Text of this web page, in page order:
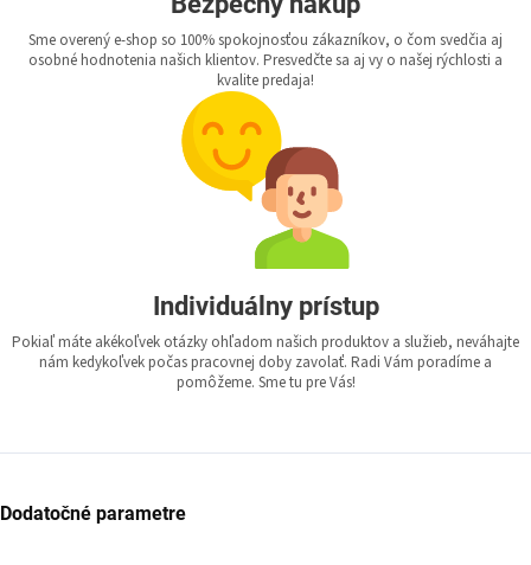
Sme overený e-shop so 100% spokojnosťou zákazníkov, o čom svedčia aj
osobné hodnotenia našich klientov. Presvedčte sa aj vy o našej rýchlosti a
kvalite predaja!
Individuálny prístup
Pokiaľ máte akékoľvek otázky ohľadom našich produktov a služieb, neváhajte
nám kedykoľvek počas pracovnej doby zavolať. Radi Vám poradíme a
pomôžeme. Sme tu pre Vás!
Dodatočné parametre